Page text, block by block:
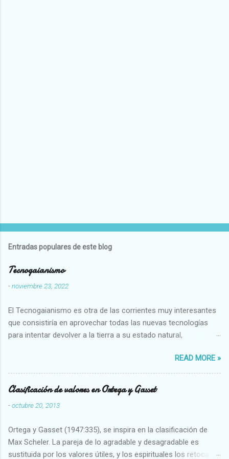
Entradas populares de este blog
Tecnogaianismo
-noviembre 23, 2022
El Tecnogaianismo es otra de las corrientes muy interesantes
que consistiría en aprovechar todas las nuevas tecnologías
para intentar devolver a la tierra a su estado natural,
READ MORE »
Clasificación de valores en Ortega y Gasset
-octubre 20, 2013
Ortega y Gasset (1947:335), se inspira en la clasificación de
Max Scheler. La pareja de lo agradable y desagradable es
sustituida por los valores útiles, y los espirituales los retoca.